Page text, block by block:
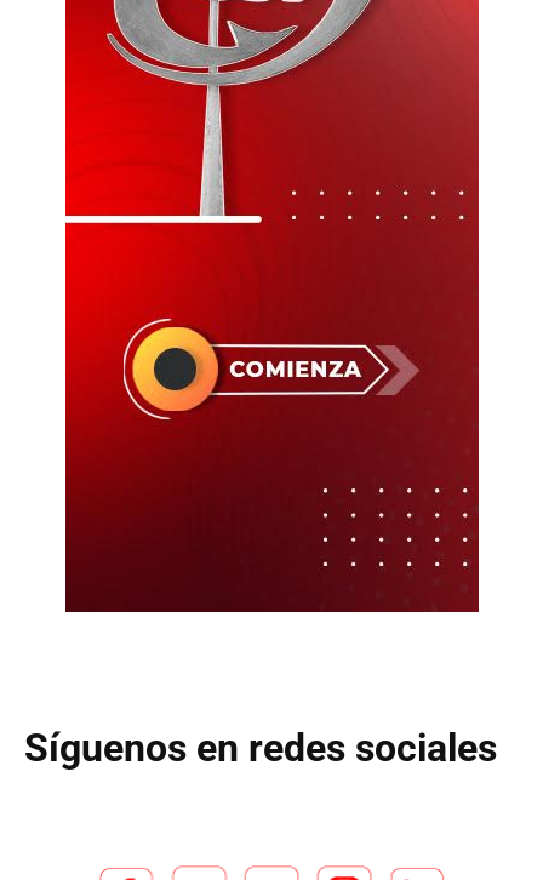
Síguenos en redes sociales